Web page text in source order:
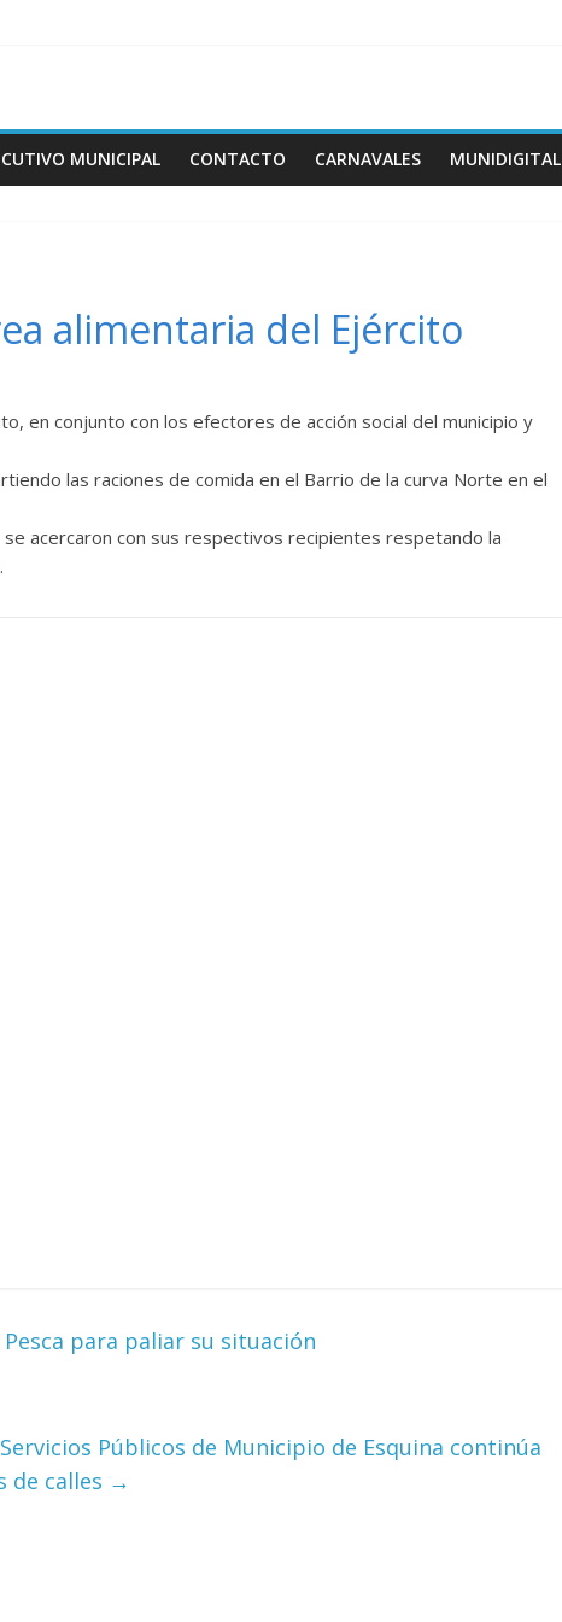
MUNICIPAL CONTACTO CARNAVALES MUNIDIGITAL
alimentaria del Ejército
en conjunto con los efectores de acción social del municipio y
las raciones de comida en el Barrio de la curva Norte en el
acercaron con sus respectivos recipientes respetando la
para paliar su situación
Públicos de Municipio de Esquina continúa
de calles →